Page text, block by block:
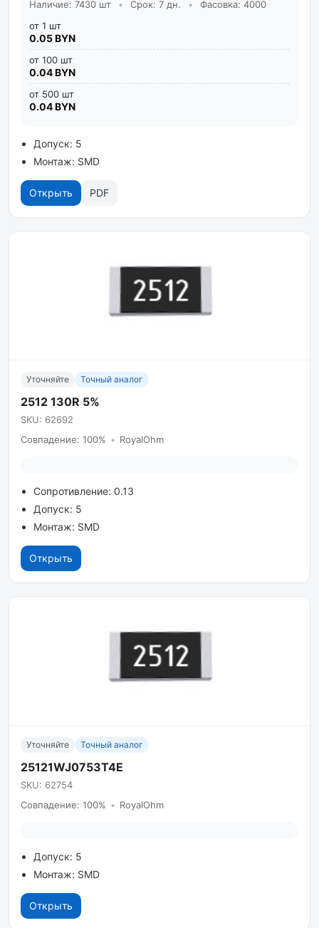
Наличие: 7430 шт • Срок: 7 дн. •
Фасовка: 4000
от 1 шт
0.05 BYN
от 100 шт
0.04 BYN
от 500 шт
0.04 BYN
Допуск: 5
Монтаж: SMD
Открыть PDF
Уточняйте Точный аналог
2512 130R 5%
SKU: 62692
Совпадение: 100% • RoyalOhm
Сопротивление: 0.13
Допуск: 5
Монтаж: SMD
Открыть
Уточняйте Точный аналог
25121WJ0753T4E
SKU: 62754
Совпадение: 100% • RoyalOhm
Допуск: 5
Монтаж: SMD
Открыть